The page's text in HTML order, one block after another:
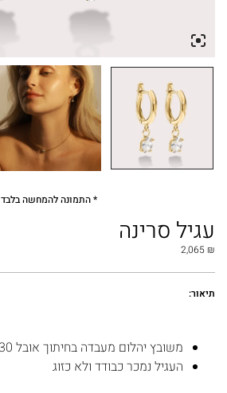
* התמונה להמחשה בלבד
עגיל סרינה
2,065 ₪
תיאור:
משובץ יהלום מעבדה בחיתוך אובל 0.30 קארט D-E Vvs
העגיל נמכר כבודד ולא כזוג